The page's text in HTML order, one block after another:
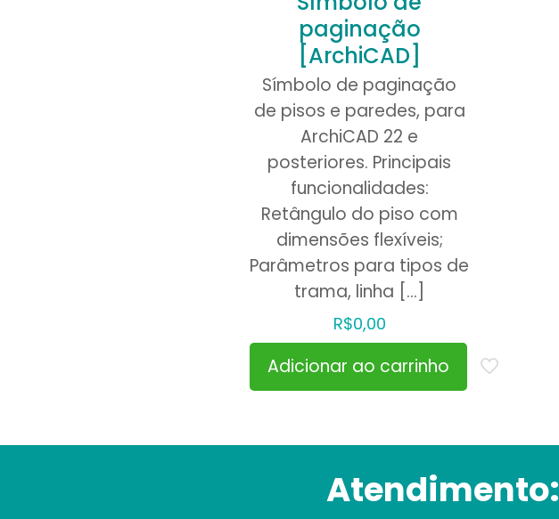
paginação
[ArchiCAD]
Símbolo de paginação
de pisos e paredes, para
ArchiCAD 22 e
posteriores. Principais
funcionalidades:
Retângulo do piso com
dimensões flexíveis;
Parâmetros para tipos de
trama, linha […]
R$0,00
Adicionar ao carrinho
Atendimento: